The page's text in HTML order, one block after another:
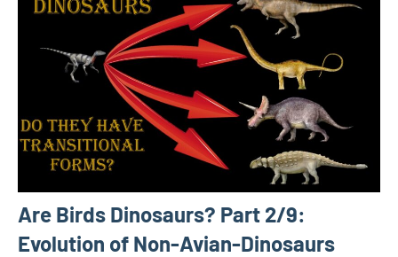
Are Birds Dinosaurs? Part 2/9:
Evolution of Non-Avian-Dinosaurs